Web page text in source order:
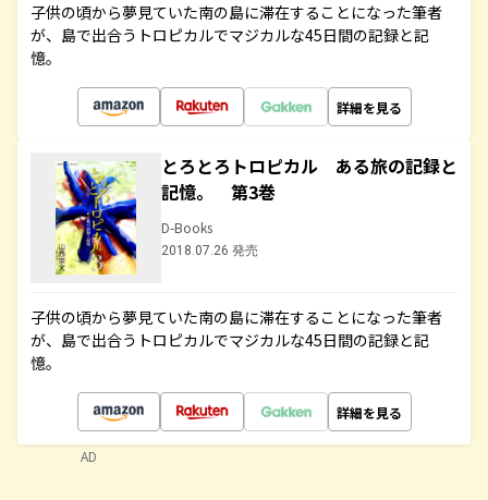
子供の頃から夢見ていた南の島に滞在することになった筆者
が、島で出合うトロピカルでマジカルな45日間の記録と記
憶。
詳細を見る
とろとろトロピカル ある旅の記録と
記憶。 第3巻
D-Books
2018.07.26 発売
子供の頃から夢見ていた南の島に滞在することになった筆者
が、島で出合うトロピカルでマジカルな45日間の記録と記
憶。
詳細を見る
AD